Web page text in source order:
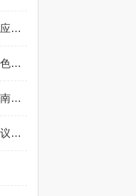
超微量比色皿的常见问题相应解决方法分享
一文与您分享选购超微量比色皿时所需要考虑的关键要点
超微量比色皿的正确存放指南分享
超微量比色皿的正确使用建议分享